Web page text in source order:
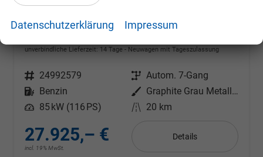
Skoda Kamiq 0 % Anzahlung
unverbindliche Lieferzeit: 14 Tage Neuwagen mit Tageszulassung
Fahrzeugnr. 24992579 Getriebe Autom. 7-Gang
Kraftstoff
Benzin Außenfarbe
Graphite Grau Metallic
Leistung 85 kW (116 PS) Kilometerstand 20 km
27.925,– €
incl. 19% MwSt.
Details
Datenschutzerklärung Impressum